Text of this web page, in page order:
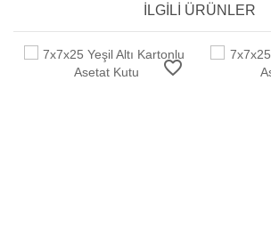
İLGİLİ ÜRÜNLER
favorite_border